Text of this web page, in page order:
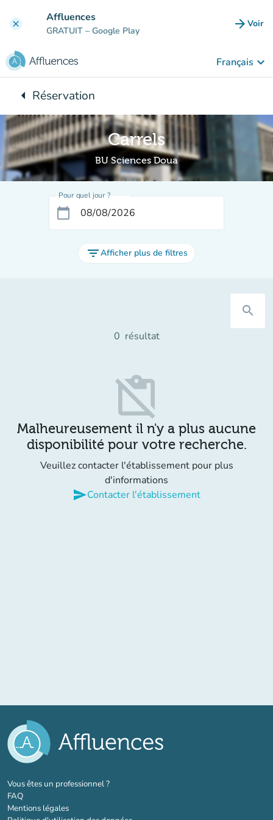
clear Affluences
GRATUIT – Google Play arrow_forward Voir
Français keyboard_arrow_down
arrow_leftRetour à :
Réservation
Carrels
BU Sciences Doua
Pour quel jour ?
calendar_today
filter_listAfficher plus de filtres
search
0 résultat
content_paste_off
Malheureusement il n'y a plus aucune
disponibilité pour votre recherche.
Veuillez contacter l'établissement pour plus
d'informations
sendContacter l'établissement
Vous êtes un professionnel ?(nouvel onglet)
FAQ
Mentions légales